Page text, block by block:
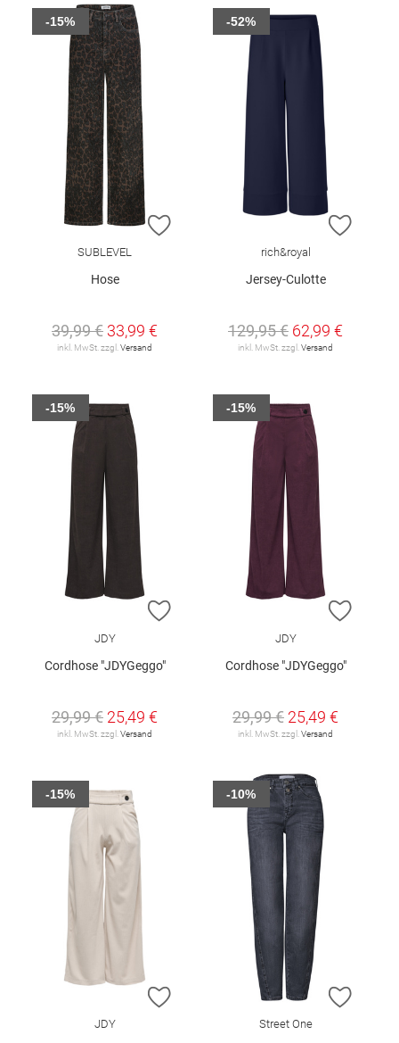
ZUR WUNSCHLISTE HINZUFÜGEN
SUBLEVEL
Hose
39,99 € 33,99 €
inkl. MwSt. zzgl. Versand
-15%
ZUR
rich&royal
Jersey-Culotte
129,95 € 62,99 €
inkl. MwSt. zzgl. Versand
-52%
ZUR WUNSCHLISTE HINZUFÜGEN
JDY
Cordhose "JDYGeggo"
29,99 € 25,49 €
inkl. MwSt. zzgl. Versand
-15%
ZUR
JDY
Cordhose "JDYGeggo"
29,99 € 25,49 €
inkl. MwSt. zzgl. Versand
-15%
ZUR WUNSCHLISTE HINZUFÜGEN
JDY
-15%
ZUR
Street One
-10%